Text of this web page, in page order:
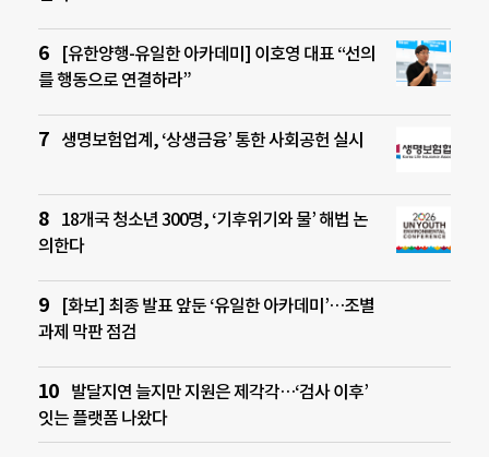
[유한양행-유일한 아카데미] 이호영 대표 “선의
를 행동으로 연결하라”
생명보험업계, ‘상생금융’ 통한 사회공헌 실시
18개국 청소년 300명, ‘기후위기와 물’ 해법 논
의한다
[화보] 최종 발표 앞둔 ‘유일한 아카데미’…조별
과제 막판 점검
발달지연 늘지만 지원은 제각각…‘검사 이후’
잇는 플랫폼 나왔다